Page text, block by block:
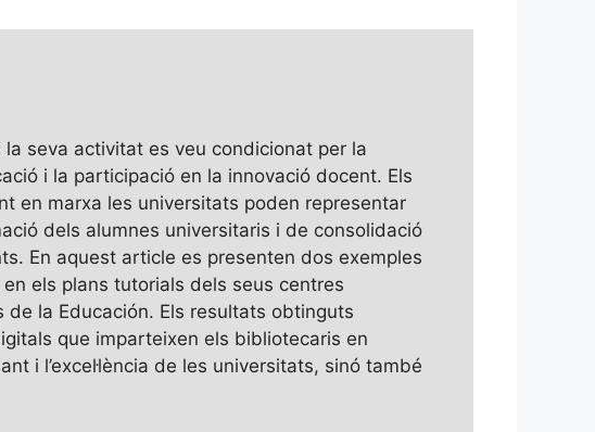
seva activitat es veu condicionat per la
i la participació en la innovació docent. Els
en marxa les universitats poden representar
dels alumnes universitaris i de consolidació
En aquest article es presenten dos exemples
els plans tutorials dels seus centres
la Educación. Els resultats obtinguts
que imparteixen els bibliotecaris en
i l’excel·lència de les universitats, sinó també